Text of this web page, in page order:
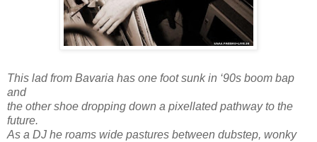
This lad from Bavaria has one foot sunk in ‘90s boom bap
and
the other shoe dropping down a pixellated pathway to the
future.
As a DJ he roams wide pastures between dubstep, wonky